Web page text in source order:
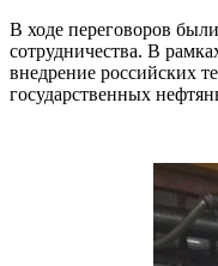
В ходе переговоров
сотрудничества. В
внедрение российских
государственных